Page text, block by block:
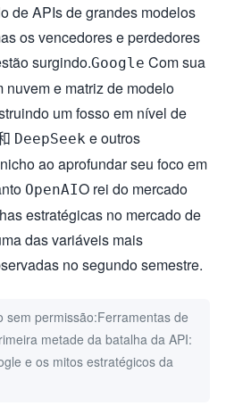
de APIs de grandes modelos
os vencedores e perdedores
surgindo.Google Com sua
e matriz de modelo
um fosso em nível de
DeepSeek e outros
ao aprofundar seu foco em
OpenAIO rei do mercado
estratégicas no mercado de
das variáveis mais
no segundo semestre.
sem permissão:Ferramentas de
metade da batalha da API:
e os mitos estratégicos da